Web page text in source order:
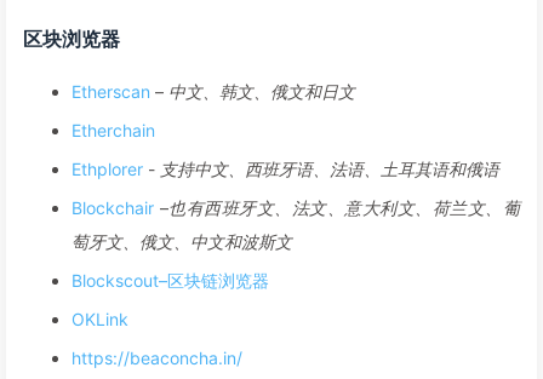
区块浏览器
Etherscan – 中文、韩文、俄文和日文
Etherchain
Ethplorer - 支持中文、西班牙语、法语、土耳其语和俄语
Blockchair –也有西班牙文、法文、意大利文、荷兰文、葡
萄牙文、俄文、中文和波斯文
Blockscout–区块链浏览器
OKLink
https://beaconcha.in/